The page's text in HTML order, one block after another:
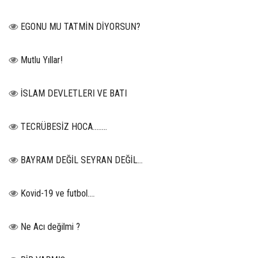
EGONU MU TATMİN DİYORSUN?
Mutlu Yıllar!
İSLAM DEVLETLERI VE BATI
TECRÜBESİZ HOCA……..
BAYRAM DEĞİL SEYRAN DEĞİL...
Kovid-19 ve futbol….
Ne Acı değilmi ?